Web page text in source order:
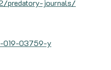
predatory-journals/
019-03759-y